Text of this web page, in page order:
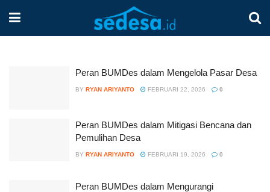
Peran BUMDes dalam Mengelola Pasar Desa
BY RYAN ARIYANTO FEBRUARI 22, 2026 0
Peran BUMDes dalam Mitigasi Bencana dan
Pemulihan Desa
BY RYAN ARIYANTO FEBRUARI 19, 2026 0
Peran BUMDes dalam Mengurangi